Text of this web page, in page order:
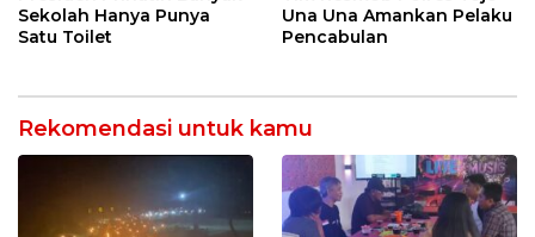
Sekolah Hanya Punya
Satu Toilet
Una Una Amankan Pelaku
Pencabulan
Rekomendasi untuk kamu